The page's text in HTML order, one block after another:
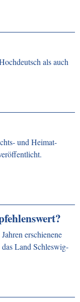
als auch
und Heimat-
erschienene
Land Schleswig-